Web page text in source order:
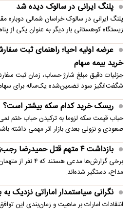
پلنگ ایرانی در سالوک دیده شد
پلنگ ایرانی در سالوک خراسان شمالی دوباره
زیستگاه کوهستانی بار دیگر به عنوان یکی از
عرضه اولیه احیا؛ راهنمای ثبت
خرید بیمه سهام
جزئیات دقیق مبلغ شارژ حساب، زمان ثبت
شگفت‌انگیز سود تضمین‌شده یک‌ساله برای
ریسک خرید کدام سکه بیشتر است؟
حباب قیمت سکه لزوما به ترکیدن حباب ختم
صعودی و نزولی بعدی بازار اثر مهمی داشته
بازداشت ۴ متهم قتل حمیدرضا رجب‌زاده
برخی گزارش‌ها مدعی
مداح، دستگیر شده‌اند.
نگرانی سیاستمدار اماراتی نزدیک به
انتقادات امارات بر ماهیت و زمان‌بندی این